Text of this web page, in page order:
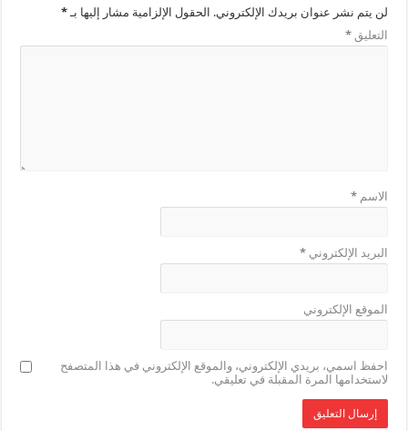
لن يتم نشر عنوان بريدك الإلكتروني. الحقول الإلزامية مشار إليها بـ*
التعليق*
الاسم*
البريد الإلكتروني*
الموقع الإلكتروني
احفظ اسمي، بريدي الإلكتروني، والموقع الإلكتروني في هذا المتصفح
لاستخدامها المرة المقبلة في تعليقي.